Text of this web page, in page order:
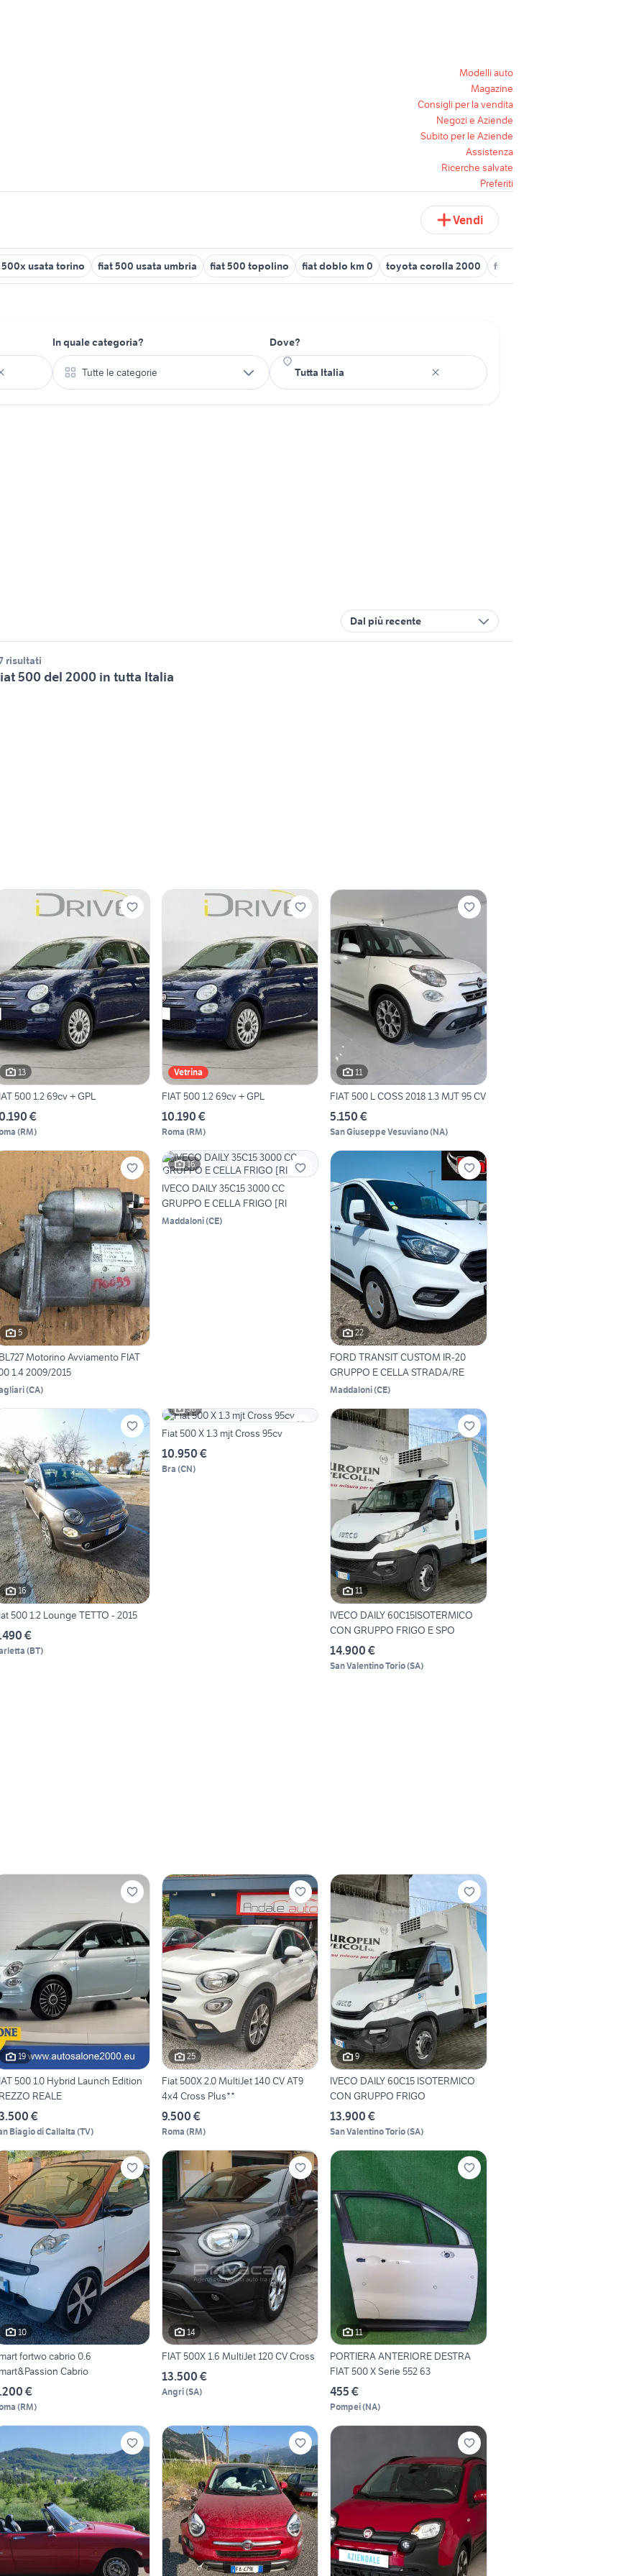
Modelli auto
Magazine
Consigli per la vendita
Negozi e Aziende
Subito per le Aziende
Assistenza
Ricerche salvate
Preferiti
Vendi
usata torino fiat 500 usata umbria fiat 500 topolino fiat doblo km 0 toyota corolla 2000 fiat 500 anno 2010
In quale categoria?
Tutte le categorie
Dove?
Dal più recente
risultati
500 del 2000 in tutta Italia
13
500 1.2 69cv + GPL
€
(RM)
Vetrina
FIAT 500 1.2 69cv + GPL
10.190 €
Roma (RM)
11
FIAT 500 L COSS 2018 1.3 MJT 95 CV
5.150 €
San Giuseppe Vesuviano(NA)
5
Motorino Avviamento FIAT
1.4 2009/2015
(CA)
16
IVECO DAILY 35C15 3000 CC
GRUPPO E CELLA FRIGO [RI
Maddaloni(CE)
22
FORD TRANSIT CUSTOM IR-20
GRUPPO E CELLA STRADA/RE
Maddaloni(CE)
16
500 1.2 Lounge TETTO - 2015
€
(BT)
30
Fiat 500 X 1.3 mjt Cross 95cv
10.950 €
Bra (CN)
11
IVECO DAILY 60C15ISOTERMICO
CON GRUPPO FRIGO E SPO
14.900 €
San Valentino Torio(SA)
19
500 1.0 Hybrid Launch Edition
REALE
€
Biagio di Callalta (TV)
25
Fiat 500X 2.0 MultiJet 140 CV AT9
4x4 Cross Plus**
9.500 €
Roma (RM)
9
IVECO DAILY 60C15 ISOTERMICO
CON GRUPPO FRIGO
13.900 €
San Valentino Torio(SA)
10
fortwo cabrio 0.6
Cabrio
€
(RM)
14
FIAT 500X 1.6 MultiJet 120 CV Cross
13.500 €
Angri(SA)
11
PORTIERA ANTERIORE DESTRA
FIAT 500 X Serie 552 63
455 €
Pompei(NA)